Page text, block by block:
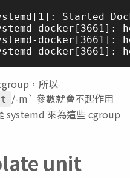
Started
docker[3661]:
docker[3661]:
，所以
/-m` 參數就會不起作用
systemd 來為這些 cgroup
unit